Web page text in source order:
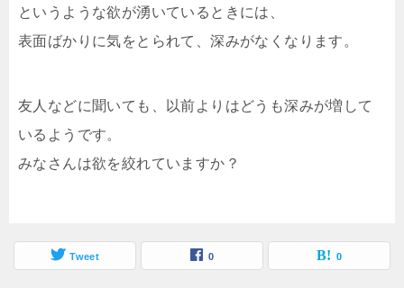
というような欲が湧いているときには、
表面ばかりに気をとられて、深みがなくなります。
友人などに聞いても、以前よりはどうも深みが増して
いるようです。
みなさんは欲を絞れていますか？
Tweet 0 0